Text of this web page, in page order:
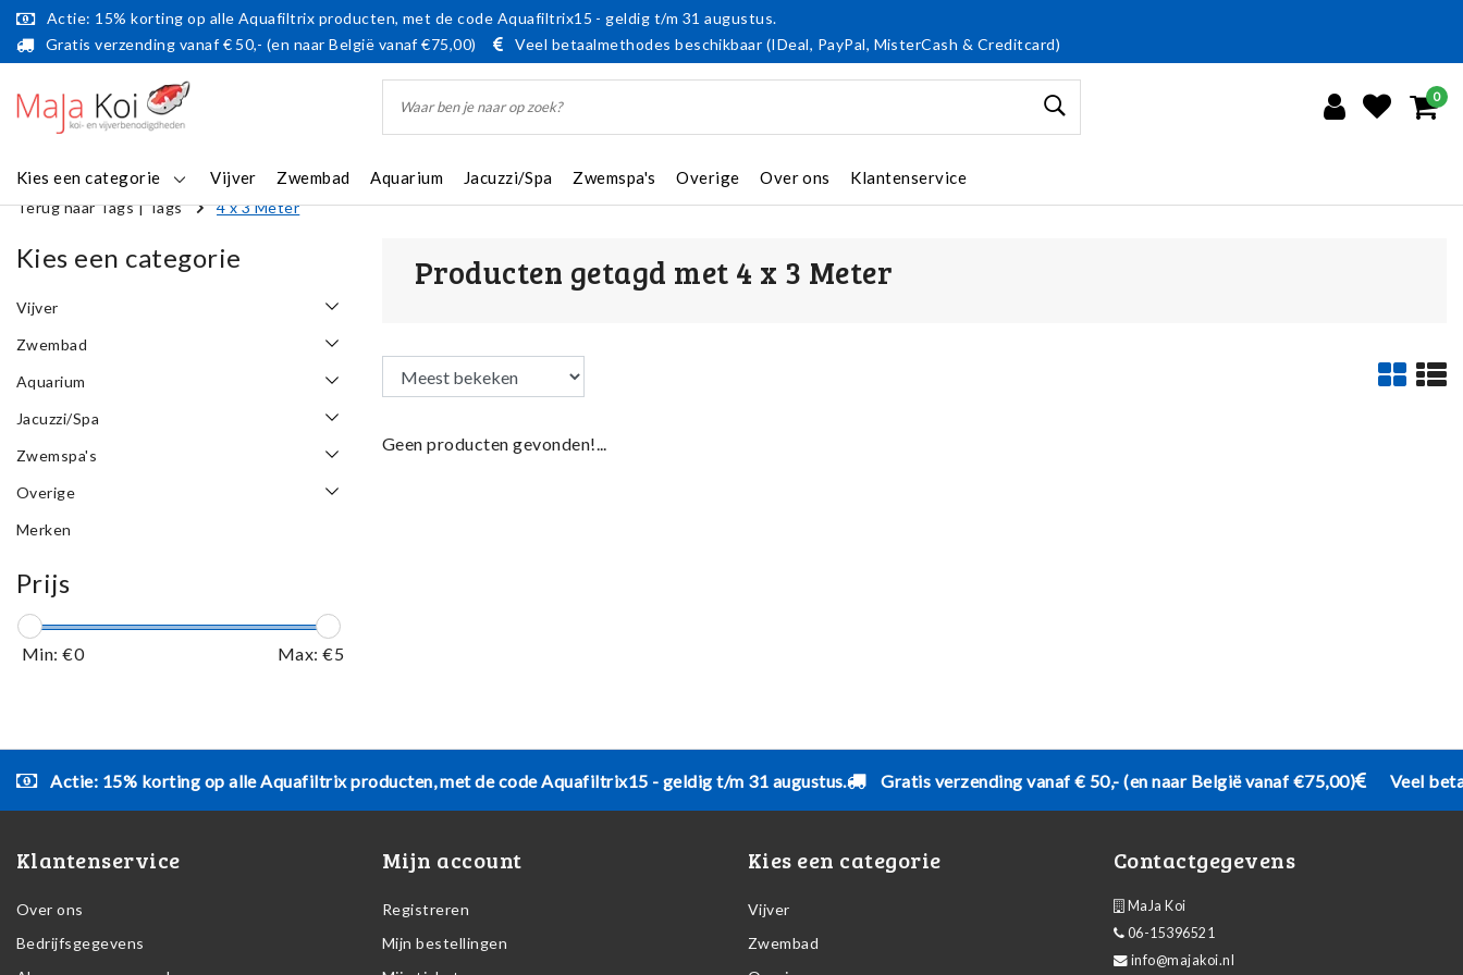
Actie: 15% korting op alle Aquafiltrix producten, met de code Aquafiltrix15 - geldig t/m 31 augustus.
Gratis verzending vanaf € 50,- (en naar België vanaf €75,00)
Veel betaalmethodes beschikbaar (IDeal, PayPal, MisterCash & Creditcard)
0
Kies een categorie Vijver Zwembad Aquarium Jacuzzi/Spa Zwemspa's Overige Over ons Klantenservice
Terug naar Tags|Tags 4 x 3 Meter
Kies een categorie
Vijver
Zwembad
Aquarium
Jacuzzi/Spa
Zwemspa's
Overige
Merken
Prijs
Min: €0 Max: €5
Producten getagd met 4 x 3 Meter
Geen producten gevonden!...
Actie: 15% korting op alle Aquafiltrix producten, met de code Aquafiltrix15 - geldig t/m 31 augustus. Gratis verzending vanaf € 50,- (en naar België vanaf €75,00) Veel
Klantenservice
Over ons
Bedrijfsgegevens
Mijn account
Registreren
Mijn bestellingen
Kies een categorie
Vijver
Zwembad
Contactgegevens
MaJa Koi
06-15396521
info@majakoi.nl